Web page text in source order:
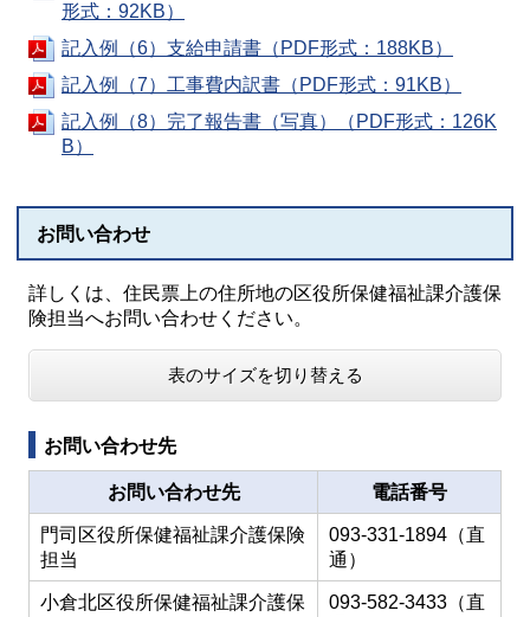
形式：92KB）
記入例（6）支給申請書（PDF形式：188KB）
記入例（7）工事費内訳書（PDF形式：91KB）
記入例（8）完了報告書（写真）（PDF形式：126K
B）
お問い合わせ
詳しくは、住民票上の住所地の区役所保健福祉課介護保
険担当へお問い合わせください。
表のサイズを切り替える
お問い合わせ先
お問い合わせ先 電話番号
門司区役所保健福祉課介護保険
担当
093-331-1894（直
通）
小倉北区役所保健福祉課介護保
093-582-3433（直